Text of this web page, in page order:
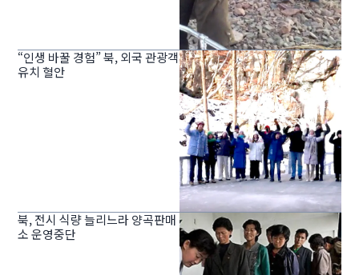
“인생 바꿀 경험” 북, 외국 관광객
유치 혈안
북, 전시 식량 늘리느라 양곡판매
소 운영중단